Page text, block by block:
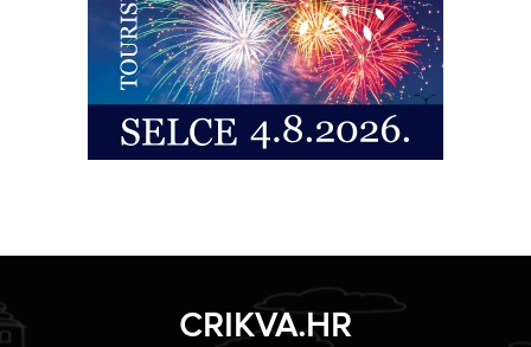
CRIKVA.HR